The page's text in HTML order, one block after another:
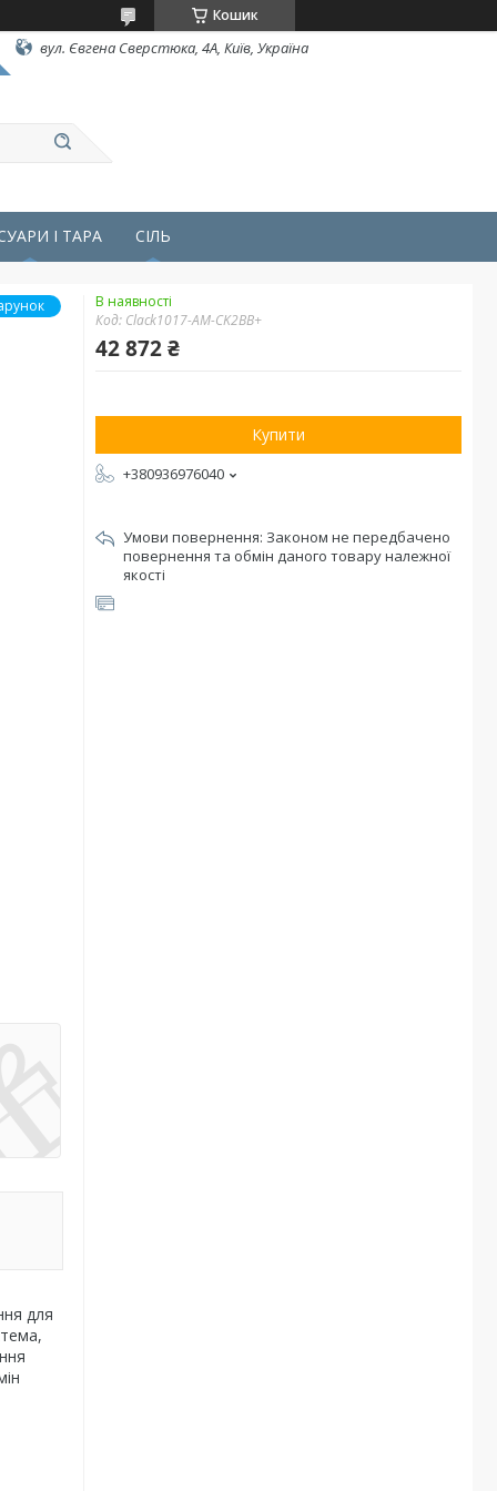
Кошик
вул. Євгена Сверстюка, 4А, Київ, Україна
І ТАРА СІЛЬ
для
В наявності
Код: Clack1017-AM-CK2ВВ+
42 872 ₴
Купити
+380936976040
Законом не передбачено
повернення та обмін даного товару належної
якості